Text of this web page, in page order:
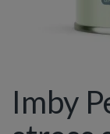
Imby